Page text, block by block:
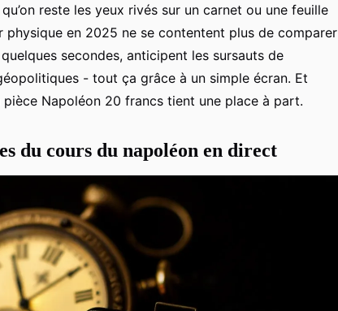
reste les yeux rivés sur un carnet ou une feuille
physique en 2025 ne se contentent plus de comparer
secondes, anticipent les sursauts de
- tout ça grâce à un simple écran. Et
Napoléon 20 francs tient une place à part.
du cours du napoléon en direct